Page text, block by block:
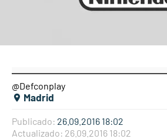
@Defconplay
Madrid
Publicado: 26.09.2016 18:02
Actualizado: 26.09.2016 18:02